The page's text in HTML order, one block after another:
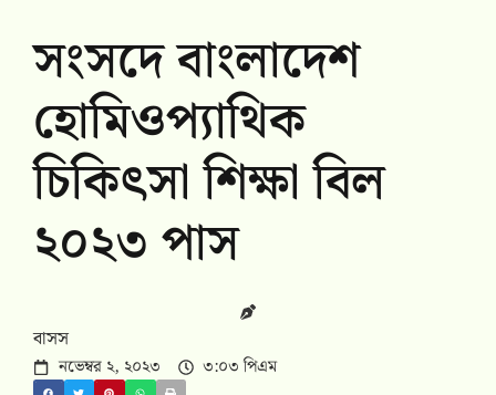
সংসদে বাংলাদেশ
হোমিওপ্যাথিক
চিকিৎসা শিক্ষা বিল
২০২৩ পাস
বাসস
নভেম্বর ২, ২০২৩ ৩:০৩ পিএম